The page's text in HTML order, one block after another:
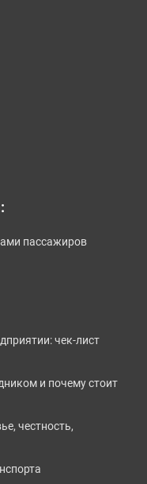
пассажиров
чек-лист
и почему стоит
честность,